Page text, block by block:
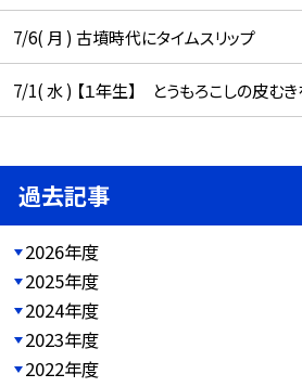
7/6( 月 ) 古墳時代にタイムスリップ
7/1( 水 ) 【１年生】 とうもろこしの皮むき
過去記事
2026年度
2025年度
2024年度
2023年度
2022年度